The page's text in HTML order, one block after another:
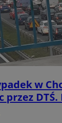
w
przez